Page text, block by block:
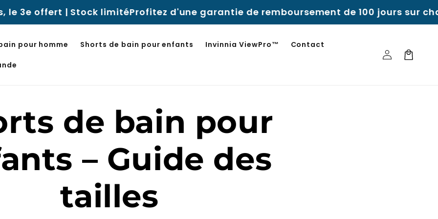
3e offert | Stock limitéProfitez d'une garantie de remboursement de 100 jours sur
pour homme Shorts de bain pour enfants Invinnia ViewPro™ Contact
connecter
Panier
de bain pour
– Guide des
tailles